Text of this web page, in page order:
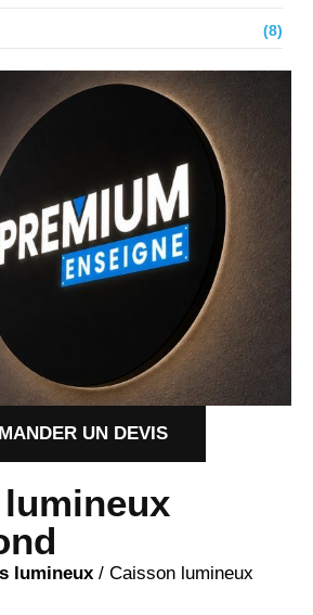
(8)
UN DEVIS
lumineux / Caisson lumineux